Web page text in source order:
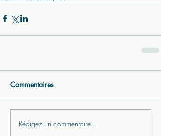
Commentaires
Rédigez un commentaire...